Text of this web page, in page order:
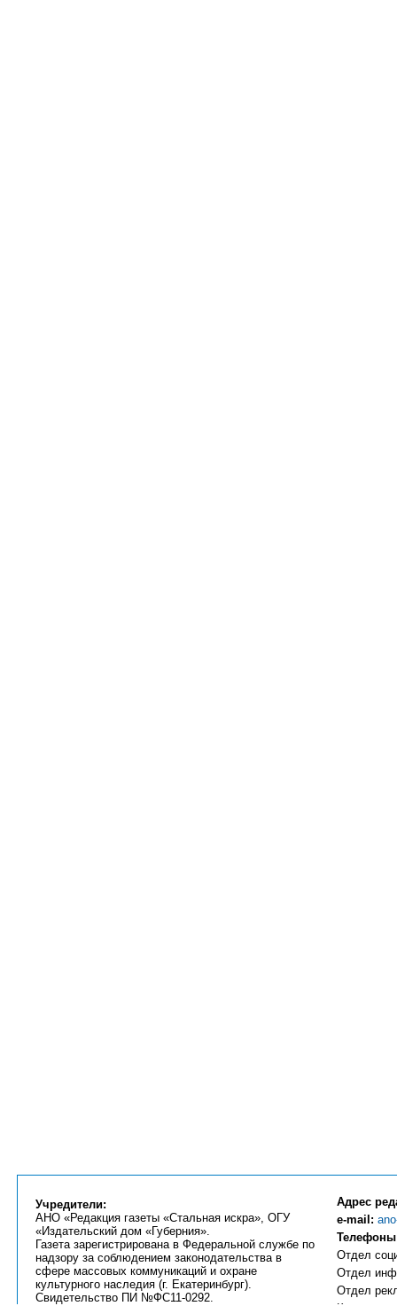
Учредители:
АНО «Редакция газеты «Стальная искра», ОГУ
«Издательский дом «Губерния».
Газета зарегистрирована в Федеральной службе по
надзору за соблюдением законодательства в
сфере массовых коммуникаций и охране
культурного наследия (г. Екатеринбург).
Свидетельство ПИ №ФС11-0292.
Адрес
e-mail:
Отдел
Отдел
Отдел